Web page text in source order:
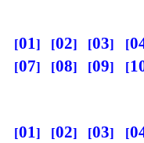
01 02 03
07
08 09
01 02 03